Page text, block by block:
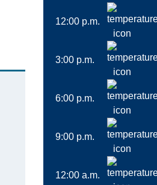
12:00 p.m.
3:00 p.m.
6:00 p.m.
9:00 p.m.
12:00 a.m.